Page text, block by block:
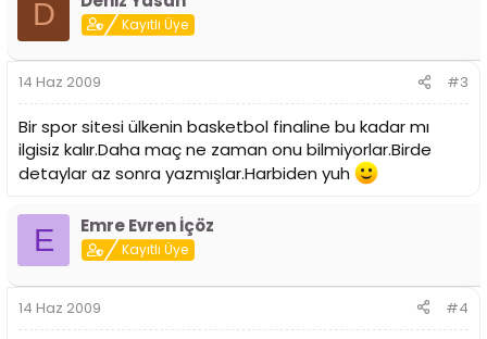
D Kayıtlı Üye
14 Haz 2009 #3
Bir spor sitesi ülkenin basketbol finaline bu kadar mı
ilgisiz kalır.Daha maç ne zaman onu bilmiyorlar.Birde
detaylar az sonra yazmışlar.Harbiden yuh
E Emre Evren İçöz
Kayıtlı Üye
14 Haz 2009 #4